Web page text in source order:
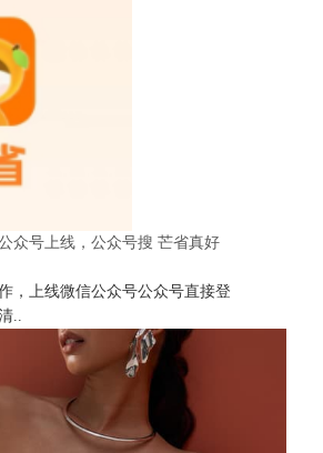
众号上线，公众号搜 芒省真好
，上线微信公众号公众号直接登
..